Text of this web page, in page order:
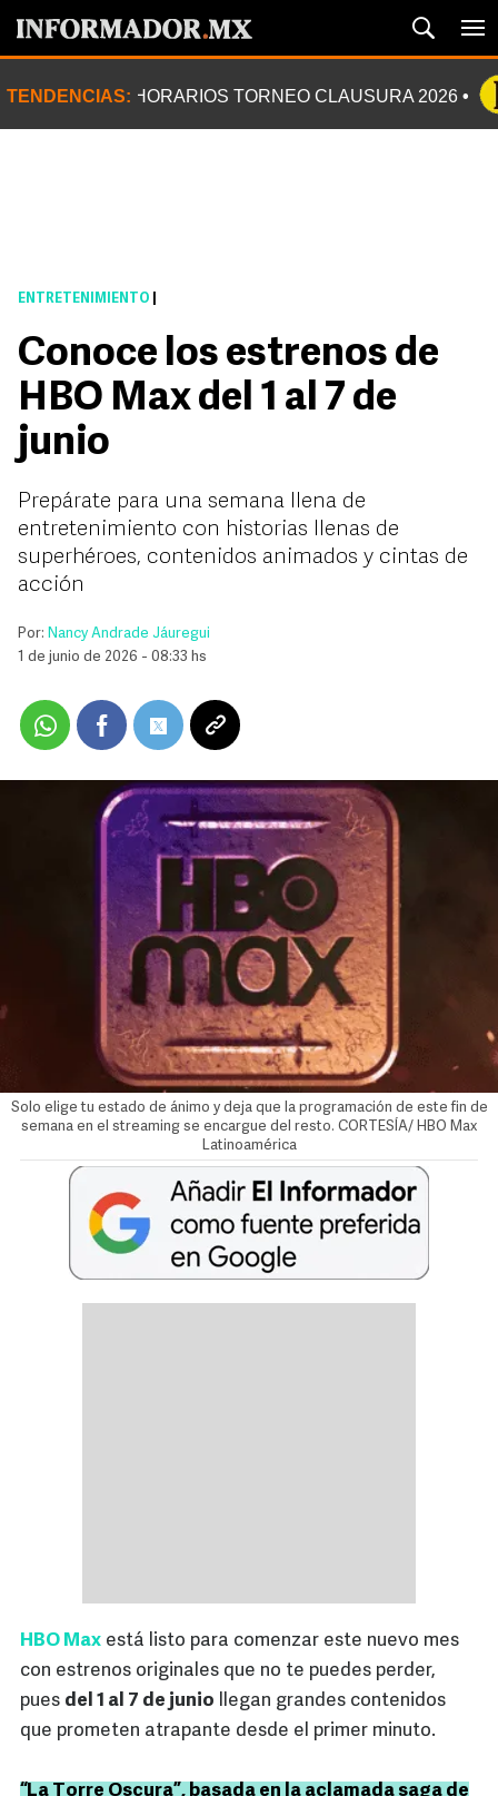
TENDENCIAS: HORARIOS TORNEO CLAUSURA 2026
ENTRETENIMIENTO
Conoce los estrenos de
HBO Max del 1 al 7 de
junio
Prepárate para una semana llena de
entretenimiento con historias llenas de
superhéroes, contenidos animados y cintas de
acción
Por: Nancy Andrade Jáuregui
1 de junio de 2026 - 08:33 hs
Solo elige tu estado de ánimo y deja que la programación de este fin de
semana en el streaming se encargue del resto. CORTESÍA/ HBO Max
Latinoamérica
HBO Max está listo para comenzar este nuevo mes
con estrenos originales que no te puedes perder,
pues del 1 al 7 de junio llegan grandes contenidos
que prometen atrapante desde el primer minuto.
“La Torre Oscura”, basada en la aclamada saga de